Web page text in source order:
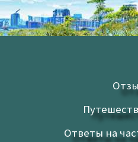
Upload up to 3 images or
Сохранить моё имя, email и
браузере для последующих
Ответы на